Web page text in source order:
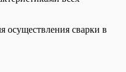
осуществления сварки в